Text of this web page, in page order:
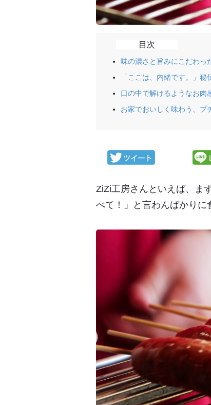
目次
味の濃さと旨みにこだわっ
「ここは、内緒です。」
口の中で解けるようなお肉
お家でおいしく味わう、プ
ZiZi工房さんといえば、ま
べて！」と言わんばかりに